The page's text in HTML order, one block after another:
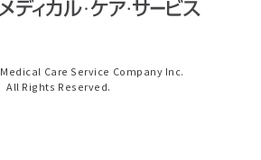
Medical Care Service Company Inc.
All Rights Reserved.